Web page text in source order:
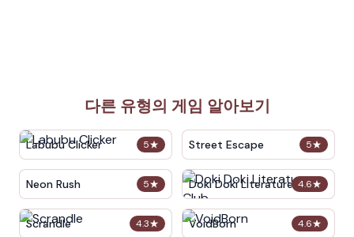
다른 유형의 게임 알아보기
5★
Labubu Clicker 5★
Street Escape
5★
Neon Rush 4.6★
Doki Doki Literature Club
4.3★
Scrandle 4.6★
VoidBorn